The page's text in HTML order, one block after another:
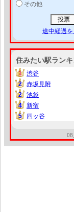
その他
途中経過を
住みたい駅ラン
1
1
渋谷
2
2
赤坂見附
2
2
池袋
4
4
新宿
5
5 四ッ谷
08